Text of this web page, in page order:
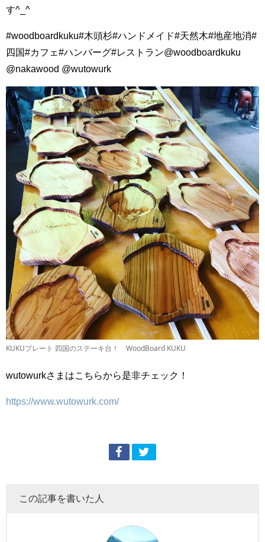
す^_^
#woodboardkuku#木頭杉#ハンドメイド#天然木#地産地消#
四国#カフェ#ハンバーグ#レストラン@woodboardkuku
@nakawood @wutowurk
KUKUプレート 四国のステーキ台！ WoodBoard KUKU
wutowurkさまはこちらから是非チェック！
https://www.wutowurk.com/
この記事を書いた人